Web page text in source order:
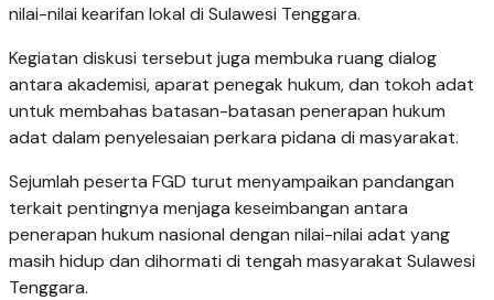
nilai-nilai kearifan lokal di Sulawesi Tenggara.
Kegiatan diskusi tersebut juga membuka ruang dialog
antara akademisi, aparat penegak hukum, dan tokoh adat
untuk membahas batasan-batasan penerapan hukum
adat dalam penyelesaian perkara pidana di masyarakat.
Sejumlah peserta FGD turut menyampaikan pandangan
terkait pentingnya menjaga keseimbangan antara
penerapan hukum nasional dengan nilai-nilai adat yang
masih hidup dan dihormati di tengah masyarakat Sulawesi
Tenggara.